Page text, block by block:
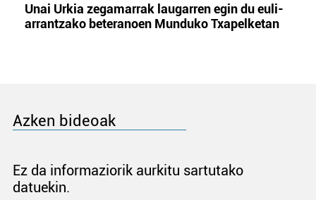
Unai Urkia zegamarrak laugarren egin du euli-
arrantzako beteranoen Munduko Txapelketan
Azken bideoak
Ez da informaziorik aurkitu sartutako
datuekin.